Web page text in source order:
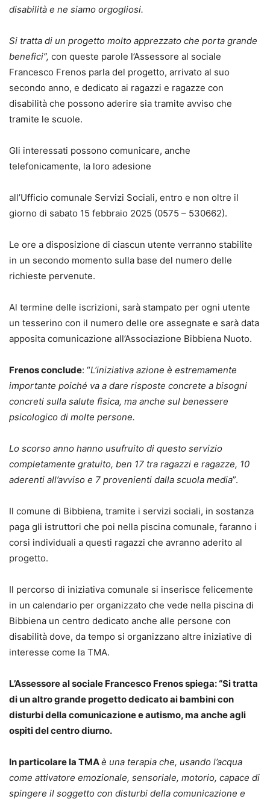
disabilità e ne siamo orgogliosi.
Si tratta di un progetto molto apprezzato che porta grande
benefici”, con queste parole l’Assessore al sociale
Francesco Frenos parla del progetto, arrivato al suo
secondo anno, e dedicato ai ragazzi e ragazze con
disabilità che possono aderire sia tramite avviso che
tramite le scuole.
Gli interessati possono comunicare, anche
telefonicamente, la loro adesione
all’Ufficio comunale Servizi Sociali, entro e non oltre il
giorno di sabato 15 febbraio 2025 (0575 – 530662).
Le ore a disposizione di ciascun utente verranno stabilite
in un secondo momento sulla base del numero delle
richieste pervenute.
Al termine delle iscrizioni, sarà stampato per ogni utente
un tesserino con il numero delle ore assegnate e sarà data
apposita comunicazione all’Associazione Bibbiena Nuoto.
Frenos conclude: “L’iniziativa azione è estremamente
importante poiché va a dare risposte concrete a bisogni
concreti sulla salute fisica, ma anche sul benessere
psicologico di molte persone.
Lo scorso anno hanno usufruito di questo servizio
completamente gratuito, ben 17 tra ragazzi e ragazze, 10
aderenti all’avviso e 7 provenienti dalla scuola media”.
Il comune di Bibbiena, tramite i servizi sociali, in sostanza
paga gli istruttori che poi nella piscina comunale, faranno i
corsi individuali a questi ragazzi che avranno aderito al
progetto.
Il percorso di iniziativa comunale si inserisce felicemente
in un calendario per organizzato che vede nella piscina di
Bibbiena un centro dedicato anche alle persone con
disabilità dove, da tempo si organizzano altre iniziative di
interesse come la TMA.
L’Assessore al sociale Francesco Frenos spiega: “Si tratta
di un altro grande progetto dedicato ai bambini con
disturbi della comunicazione e autismo, ma anche agli
ospiti del centro diurno.
In particolare la TMAè una terapia che, usando l’acqua
come attivatore emozionale, sensoriale, motorio, capace di
spingere il soggetto con disturbi della comunicazione e